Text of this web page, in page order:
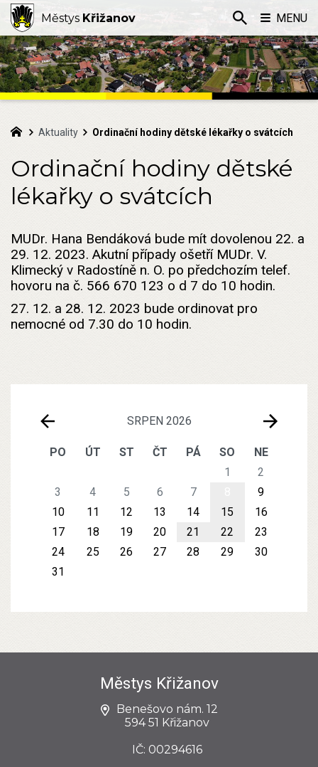
SRPEN 2026
PO ÚT ST ČT PÁ SO
NE
1
2
3
4 5 6 7
9
10
11 12 13 14 15
16
17
18 19 20 21 22
23
24
25 26 27 28 29
30
31
Aktuality Ordinační hodiny dětské lékařky o svátcích
Ordinační hodiny dětské
lékařky o svátcích
MUDr. Hana Bendáková bude mít dovolenou 22. a
29. 12. 2023. Akutní případy ošetří MUDr. V.
Klimecký v Radostíně n. O. po předchozím telef.
hovoru na č. 566 670 123 o d 7 do 10 hodin.
27. 12. a 28. 12. 2023 bude ordinovat pro
nemocné od 7.30 do 10 hodin.
Městys Křižanov
Benešovo nám. 12
594 51 Křižanov
IČ: 00294616
Městys Křižanov MENU